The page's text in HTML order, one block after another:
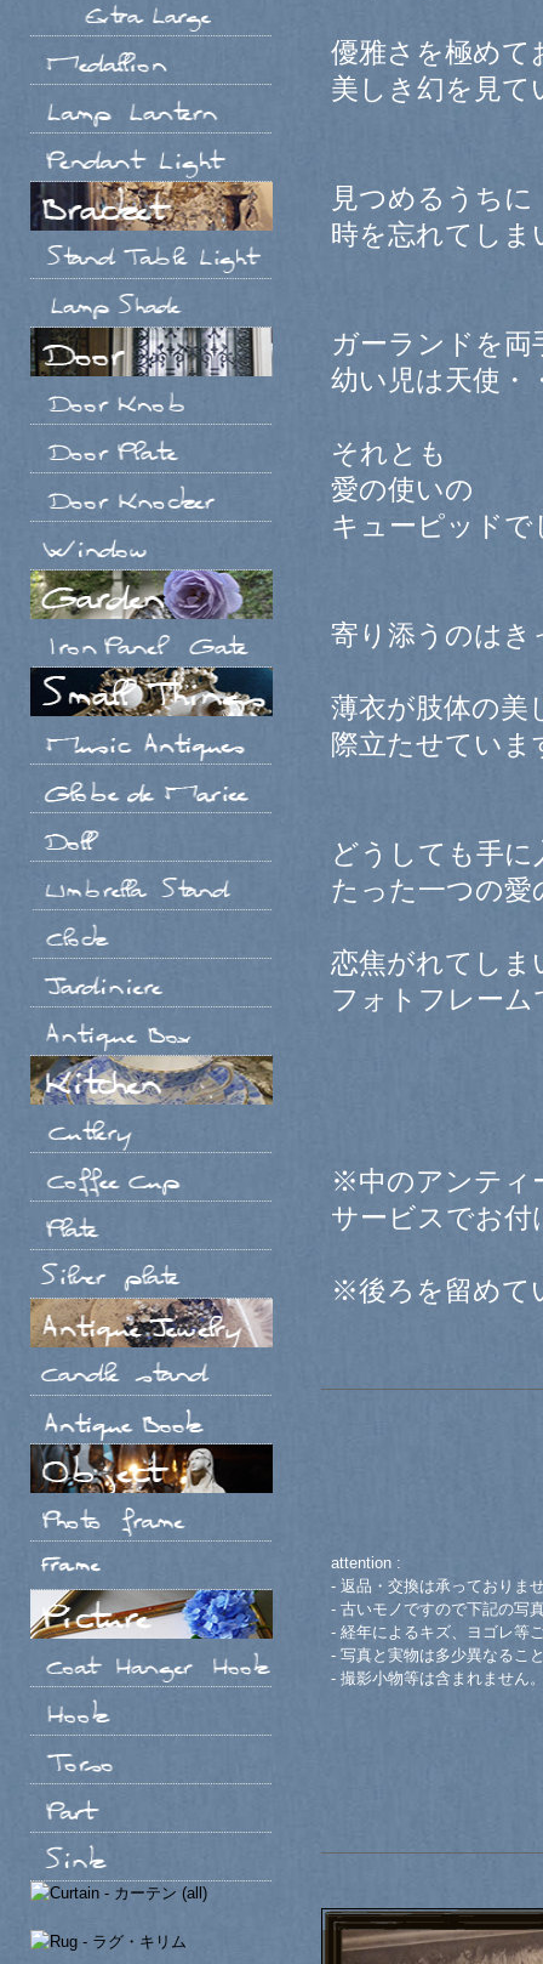
優雅さを極めて
美しき幻を見て
見つめるうちに
時を忘れてしま
ガーランドを両
幼い児は天使・
それとも
愛の使いの
キューピッド
寄り添うのはき
薄衣が肢体の美
際立たせていま
どうしても手に
たった一つの愛
恋焦がれてしま
フォトフレーム
※中のアンティ
サービスでお
※後ろを留めて
attention :
- 返品・交換は承っておりま
- 古いモノですので下記の写
- 経年によるキズ、ヨゴレ等
- 写真と実物は多少異なるこ
- 撮影小物等は含まれません